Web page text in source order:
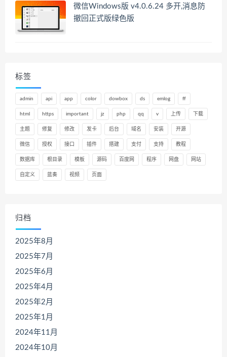
微信Windows版 v4.0.6.24 多开,消息防
撤回正式版绿色版
标签
admin api app color dowbox ds emlog ff
html https important jz php qq v 上传 下载
主题 修复 修改 发卡 后台 域名 安装 开源
微信 授权 接口 插件 搭建 支付 支持 教程
数据库 根目录 模板 源码 百度网 程序 网盘 网站
自定义 蓝奏 视频 页面
归档
2025年8月
2025年7月
2025年6月
2025年4月
2025年2月
2025年1月
2024年11月
2024年10月